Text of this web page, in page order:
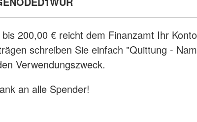
200,00 € reicht dem Finanzamt Ihr
schreiben Sie einfach "Quittung -
Verwendungszweck.
an alle Spender!